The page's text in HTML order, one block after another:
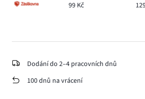
99 Kč
Dodání do 2–4 pracovních dnů
100 dnů na vrácení